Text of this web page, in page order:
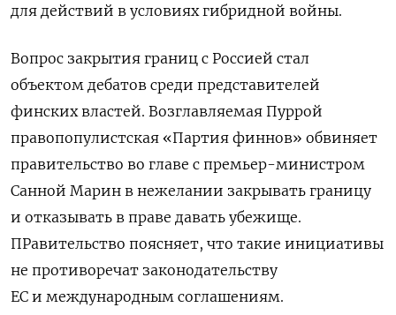
для действий в условиях гибридной войны.
Вопрос закрытия границ с Россией стал
объектом дебатов среди представителей
финских властей. Возглавляемая Пуррой
правопопулистская «Партия финнов» обвиняет
правительство во главе с премьер-министром
Санной Марин в нежелании закрывать границу
и отказывать в праве давать убежище.
ПРавительство поясняет, что такие инициативы
не противоречат законодательству
ЕС и международным соглашениям.